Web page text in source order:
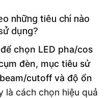
những tiêu chí nào
dụng?
chọn LED pha/cos
đèn, mục tiêu sử
cutoff và độ ổn
là cách chọn hiệu quả